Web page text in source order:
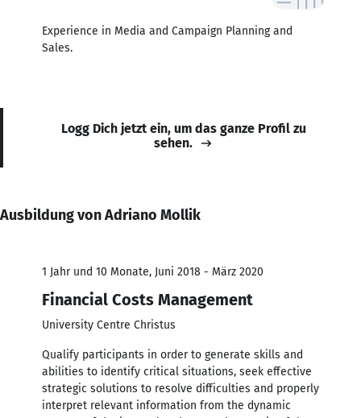
Experience in Media and Campaign Planning and
Sales.
Logg Dich jetzt ein, um das ganze Profil zu
sehen.
Ausbildung von Adriano Mollik
1 Jahr und 10 Monate, Juni 2018 - März 2020
Financial Costs Management
University Centre Christus
Qualify participants in order to generate skills and
abilities to identify critical situations, seek effective
strategic solutions to resolve difficulties and properly
interpret relevant information from the dynamic